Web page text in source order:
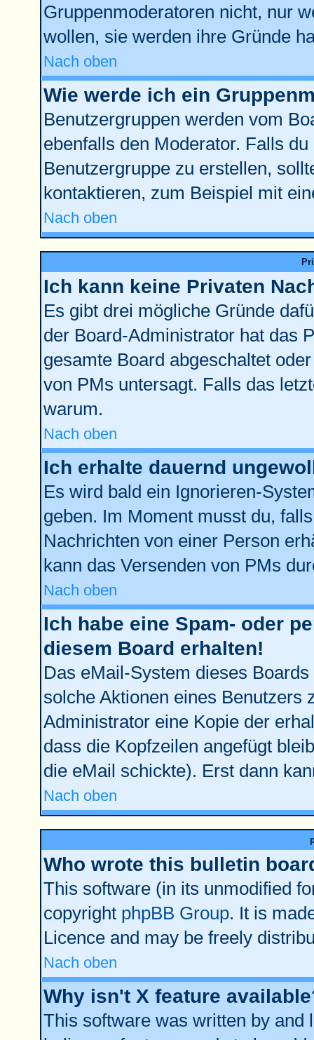
Gruppenmoderatoren nicht, nur
wollen, sie werden ihre Gründe
Nach oben
Wie werde ich ein
Benutzergruppen werden vom
ebenfalls den Moderator. Falls
Benutzergruppe zu erstellen,
kontaktieren, zum Beispiel mit
Nach oben
Ich kann keine Privaten
Es gibt drei mögliche Gründe
der Board-Administrator hat das
gesamte Board abgeschaltet
von PMs untersagt. Falls das
warum.
Nach oben
Ich erhalte dauernd
Es wird bald ein Ignorieren-
geben. Im Moment musst du,
Nachrichten von einer Person
kann das Versenden von PMs
Nach oben
Ich habe eine Spam- oder
diesem Board erhalten!
Das eMail-System dieses
solche Aktionen eines Benutzers
Administrator eine Kopie der
dass die Kopfzeilen angefügt
die eMail schickte). Erst dann
Nach oben
Who wrote this bulletin
This software (in its unmodified
copyright phpBB Group. It is
Licence and may be freely
Nach oben
Why isn't X feature
This software was written by and